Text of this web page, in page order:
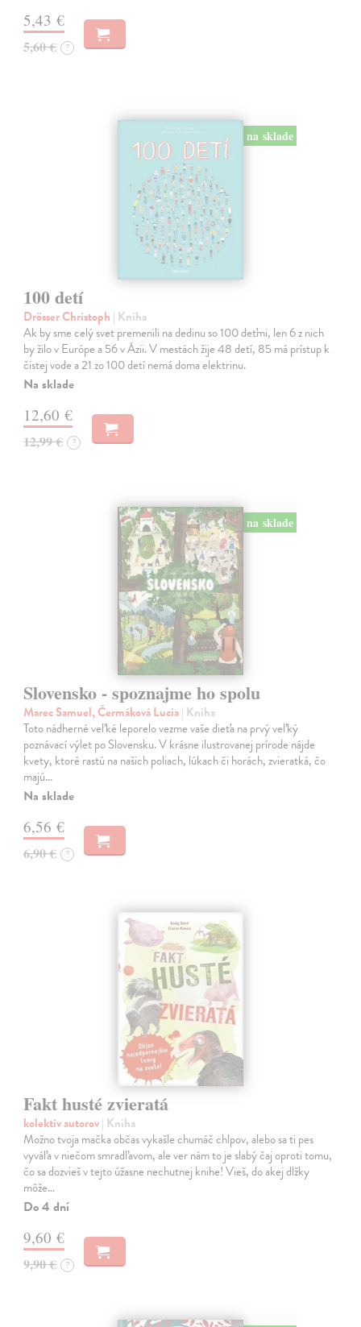
5,43 €
5,60 € ?
na sklade
100 detí
Drösser Christoph | Kniha
Ak by sme celý svet premenili na dedinu so 100 deťmi, len 6 z nich
by žilo v Európe a 56 v Ázii. V mestách žije 48 detí, 85 má prístup k
čistej vode a 21 zo 100 detí nemá doma elektrinu.
Na sklade
12,60 €
12,99 € ?
na sklade
Slovensko - spoznajme ho spolu
Marec Samuel, Čermáková Lucia| Kniha
Toto nádherné veľké leporelo vezme vaše dieťa na prvý veľký
poznávací výlet po Slovensku. V krásne ilustrovanej prírode nájde
kvety, ktoré rastú na našich poliach, lúkach či horách, zvieratká, čo
majú…
Na sklade
6,56 €
6,90 € ?
Fakt husté zvieratá
kolektív autorov| Kniha
Možno tvoja mačka občas vykašle chumáč chlpov, alebo sa ti pes
vyváľa v niečom smradľavom, ale ver nám to je slabý čaj oproti tomu,
čo sa dozvieš v tejto úžasne nechutnej knihe! Vieš, do akej dlžky
môže…
Do 4 dní
9,60 €
9,90 € ?